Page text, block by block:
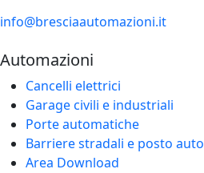
info@bresciaautomazioni.it
Automazioni
Cancelli elettrici
Garage civili e industriali
Porte automatiche
Barriere stradali e posto auto
Area Download